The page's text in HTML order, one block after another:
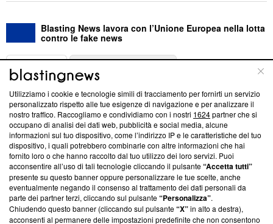
Blasting News lavora con l’Unione Europea nella lotta
contro le fake news
ABOUT
Questa sezione offre informazioni trasparenti su Blasting
News, sui nostri processi editoriali e su come ci impegniamo a
creare news di qualità. Inoltre, afferma la nostra aderenza a
‘Trust Project - News with Integrity’Blasting News non è
ancora membro del programma, ma ha richiesto di farne
parte; Trust Project non ha ancora effettuato una verifica di
conformità agli standard.
Su di noi
Utilizziamo i cookie e tecnologie simili di tracciamento per fornirti un servizio
personalizzato rispetto alle tue esigenze di navigazione e per analizzare il
nostro traffico. Raccogliamo e condividiamo con i nostri 1624partner che si
occupano di analisi dei dati web, pubblicità e social media, alcune
informazioni sul tuo dispositivo, come l’indirizzo IP e le caratteristiche del tuo
dispositivo, i quali potrebbero combinarle con altre informazioni che hai
fornito loro o che hanno raccolto dal tuo utilizzo dei loro servizi. Puoi
acconsentire all’uso di tali tecnologie cliccando il pulsante“Accetta tutti”
presente su questo banner oppure personalizzare le tue scelte, anche
eventualmente negando il consenso al trattamento dei dati personali da
parte dei partner terzi, cliccando sul pulsante“Personalizza”.
Chiudendo questo banner (cliccando sul pulsante“X”in alto a destra),
acconsenti al permanere delle impostazioni predefinite che non consentono